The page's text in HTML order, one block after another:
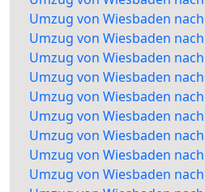
Umzug von Wiesbaden
Umzug von Wiesbaden
Umzug von Wiesbaden
Umzug von Wiesbaden
Umzug von Wiesbaden
Umzug von Wiesbaden
Umzug von Wiesbaden
Umzug von Wiesbaden
Umzug von Wiesbaden